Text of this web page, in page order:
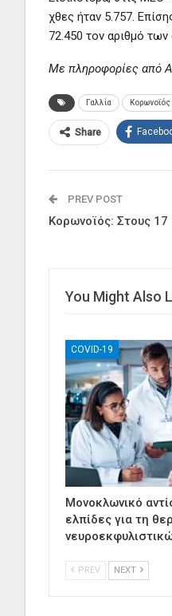
χθες ήταν 5.757.
72.450 τον αριθμό
Με πληροφορίες από
Γαλλία Κορωνοϊός
Share
PREV POST
Κορωνοϊός: Στους 17
You Might Also
COVID-19
Μονοκλωνικό
ελπίδες για τη
PREV NEXT